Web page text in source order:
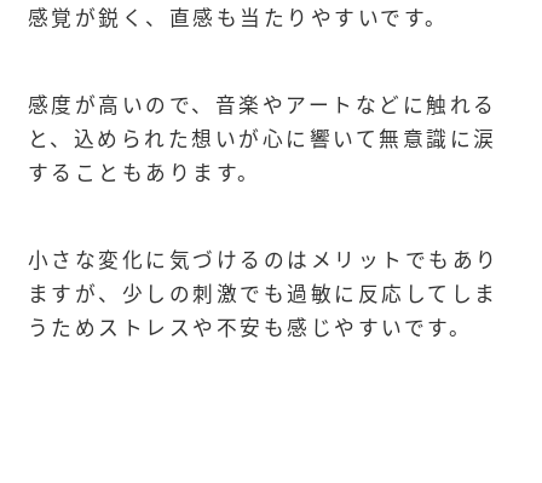
感覚が鋭く、直感も当たりやすいです。
感度が高いので、音楽やアートなどに触れる
と、込められた想いが心に響いて無意識に涙
することもあります。
小さな変化に気づけるのはメリットでもあり
ますが、少しの刺激でも過敏に反応してしま
うためストレスや不安も感じやすいです。